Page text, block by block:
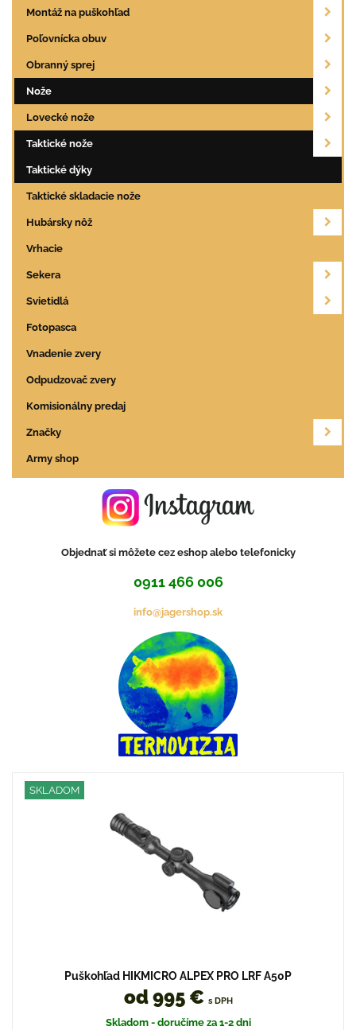
Montáž na puškohľad
Poľovnícka obuv
Obranný sprej
Nože
Lovecké nože
Taktické nože
Taktické dýky
Taktické skladacie nože
Hubársky nôž
Vrhacie
Sekera
Svietidlá
Fotopasca
Vnadenie zvery
Odpudzovač zvery
Komisionálny predaj
Značky
Army shop
Objednať si môžete cez eshop alebo telefonicky
0911 466 006
info@jagershop.sk
SKLADOM
Puškohľad HIKMICRO ALPEX PRO LRF A50P
od 995 € s DPH
Skladom - doručíme za 1-2 dni